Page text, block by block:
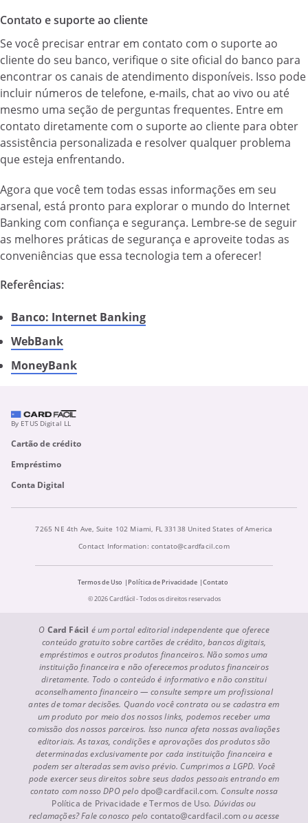
Contato e suporte ao cliente
Se você precisar entrar em contato com o suporte ao
cliente do seu banco, verifique o site oficial do banco para
encontrar os canais de atendimento disponíveis. Isso pode
incluir números de telefone, e-mails, chat ao vivo ou até
mesmo uma seção de perguntas frequentes. Entre em
contato diretamente com o suporte ao cliente para obter
assistência personalizada e resolver qualquer problema
que esteja enfrentando.
Agora que você tem todas essas informações em seu
arsenal, está pronto para explorar o mundo do Internet
Banking com confiança e segurança. Lembre-se de seguir
as melhores práticas de segurança e aproveite todas as
conveniências que essa tecnologia tem a oferecer!
Referências:
Banco: Internet Banking
WebBank
MoneyBank
By ETUS Digital LL
Cartão de crédito
Empréstimo
Conta Digital
7265 NE 4th Ave, Suite 102 Miami, FL 33138 United States of America
Contact Information: contato@cardfacil.com
Termos de Uso Política de Privacidade
Contato
© 2026 Cardfácil - Todos os direitos reservados
O Card Fácil é um portal editorial independente que oferece
conteúdo gratuito sobre cartões de crédito, bancos digitais,
empréstimos e outros produtos financeiros. Não somos uma
instituição financeira e não oferecemos produtos financeiros
diretamente. Todo o conteúdo é informativo e não constitui
aconselhamento financeiro — consulte sempre um profissional
antes de tomar decisões. Quando você contrata ou se cadastra em
um produto por meio dos nossos links, podemos receber uma
comissão dos nossos parceiros. Isso nunca afeta nossas avaliações
editoriais. As taxas, condições e aprovações dos produtos são
determinadas exclusivamente por cada instituição financeira e
podem ser alteradas sem aviso prévio. Cumprimos a LGPD. Você
pode exercer seus direitos sobre seus dados pessoais entrando em
contato com nosso DPO pelo dpo@cardfacil.com. Consulte nossa
Política de Privacidade eTermos de Uso. Dúvidas ou
reclamações? Fale conosco pelo contato@cardfacil.comou acesse